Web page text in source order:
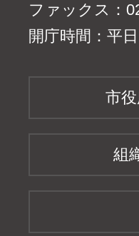
ファックス：
開庁時間：平
市
組